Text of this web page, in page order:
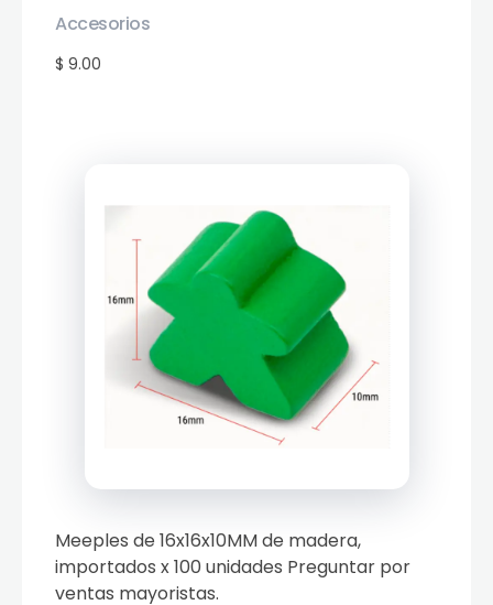
$ 9.00
Accesorios
Meeples de 16x16x10MM de madera,
importados x 100 unidades Preguntar por
ventas mayoristas.